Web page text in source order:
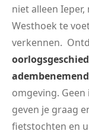
niet alleen
Westhoek te
verkennen.
omgeving.
geven je graag
fietstochten en